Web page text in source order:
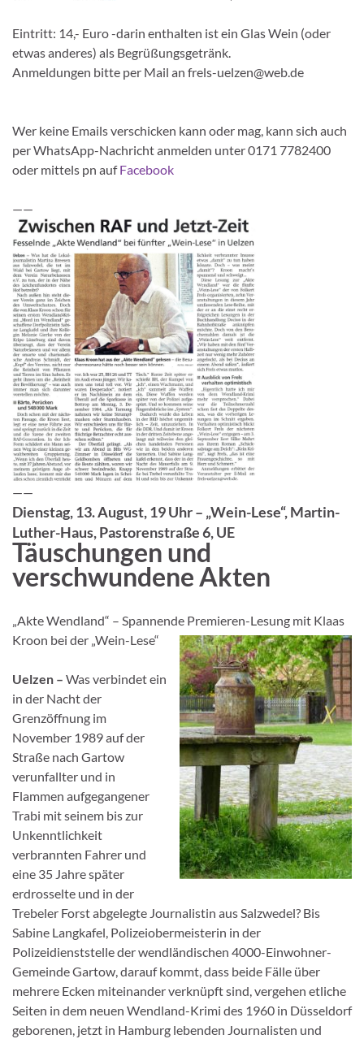
Eintritt: 14,- Euro -darin enthalten ist ein Glas Wein (oder
etwas anderes) als Begrüßungsgetränk.
Anmeldungen bitte per Mail an frels-uelzen@web.de
Wer keine Emails verschicken kann oder mag, kann sich auch
per WhatsApp-Nachricht anmelden unter 0171 7782400
oder mittels pn aufFacebook
——
——
Dienstag, 13. August, 19 Uhr – „Wein-Lese“, Martin-
Luther-Haus, Pastorenstraße 6, UE
Täuschungen und
verschwundene Akten
„Akte Wendland“ – Spannende Premieren-Lesung mit Klaas
Kroon bei der „Wein-Lese“
Uelzen – Was verbindet ein
in der Nacht der
Grenzöffnung im
November 1989 auf der
Straße nach Gartow
verunfallter und in
Flammen aufgegangener
Trabi mit seinem bis zur
Unkenntlichkeit
verbrannten Fahrer und
eine 35 Jahre später
erdrosselte und in der
Trebeler Forst abgelegte Journalistin aus Salzwedel? Bis
Sabine Langkafel, Polizeiobermeisterin in der
Polizeidienststelle der wendländischen 4000-Einwohner-
Gemeinde Gartow, darauf kommt, dass beide Fälle über
mehrere Ecken miteinander verknüpft sind, vergehen etliche
Seiten in dem neuen Wendland-Krimi des 1960 in Düsseldorf
geborenen, jetzt in Hamburg lebenden Journalisten und